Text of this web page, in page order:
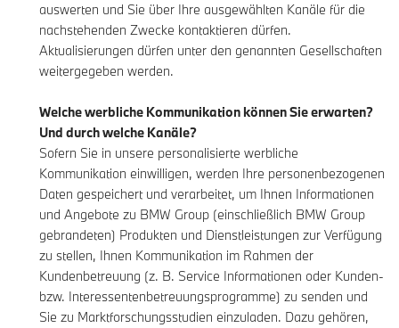
auswerten und Sie über Ihre ausgewählten Kanäle für die
nachstehenden Zwecke kontaktieren dürfen.
Aktualisierungen dürfen unter den genannten Gesellschaften
weitergegeben werden.
Welche werbliche Kommunikation können Sie erwarten?
Und durch welche Kanäle?
Sofern Sie in unsere personalisierte werbliche
Kommunikation einwilligen, werden Ihre personenbezogenen
Daten gespeichert und verarbeitet, um Ihnen Informationen
und Angebote zu BMW Group (einschließlich BMW Group
gebrandeten) Produkten und Dienstleistungen zur Verfügung
zu stellen, Ihnen Kommunikation im Rahmen der
Kundenbetreuung (z. B. Service Informationen oder Kunden-
bzw. Interessentenbetreuungsprogramme) zu senden und
Sie zu Marktforschungsstudien einzuladen. Dazu gehören,